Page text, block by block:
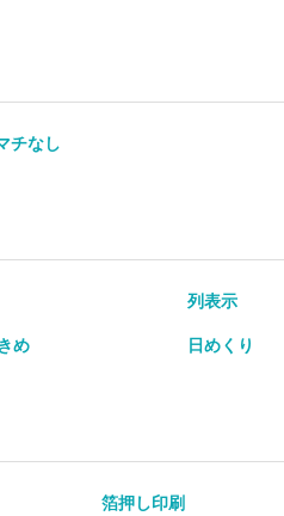
の個性的なカラーまで、豊富な23色展開で
チなし
列表示
め 日めくり
箔押し印刷